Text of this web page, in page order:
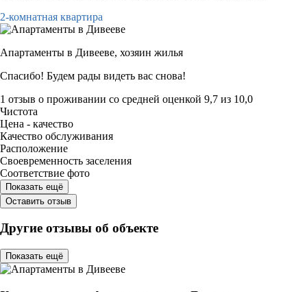
2-комнатная квартира
Апартаменты в Дивееве, хозяин жилья
Спасибо! Будем рады видеть вас снова!
1 отзыв о проживании со средней оценкой 9,7 из 10,0
Чистота
Цена - качество
Качество обслуживания
Расположение
Своевременность заселения
Соответствие фото
Показать ещё
Оставить отзыв
Другие отзывы об объекте
Показать ещё